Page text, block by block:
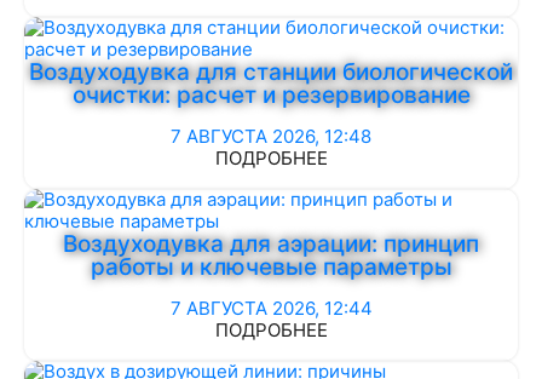
Воздуходувка для станции биологической
очистки: расчет и резервирование
7 АВГУСТА 2026, 12:48
ПОДРОБНЕЕ
Воздуходувка для аэрации: принцип
работы и ключевые параметры
7 АВГУСТА 2026, 12:44
ПОДРОБНЕЕ